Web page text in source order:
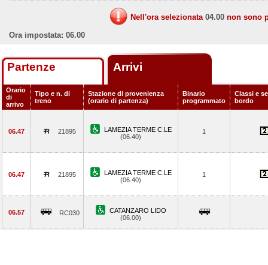
Nell'ora selezionata 04.00 non sono
Ora impostata: 06.00
Partenze Arrivi
Orario
di
arrivo
Tipo e n. di
treno
Stazione di provenienza
(orario di partenza)
Binario
programmato
Classi e
bordo
06.47 21895
LAMEZIA TERME C.LE
(06.40)
1
06.47 21895
LAMEZIA TERME C.LE
(06.40)
1
06.57 RC030
CATANZARO LIDO
(06.00)